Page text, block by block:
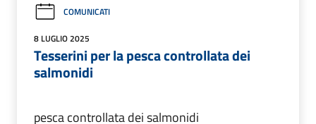
COMUNICATI
8 LUGLIO 2025
Tesserini per la pesca controllata dei
salmonidi
pesca controllata dei salmonidi